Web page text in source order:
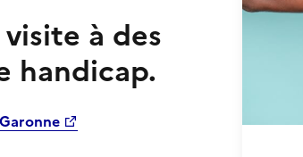
à des
handicap.